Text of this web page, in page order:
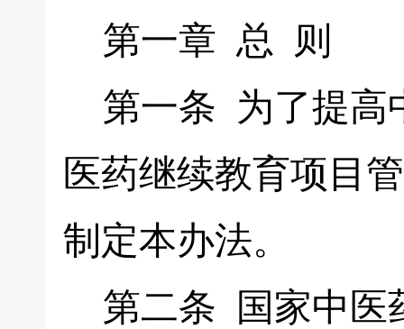
第一章 总 则
第一条 为了提高
医药继续教育项目
制定本办法。
第二条 国家中医